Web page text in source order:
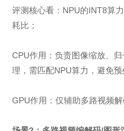
评测核心看：NPU的INT8算
耗比；
CPU作用：负责图像缩放、
理，需匹配NPU算力，避免预
GPU作用：仅辅助多路视频